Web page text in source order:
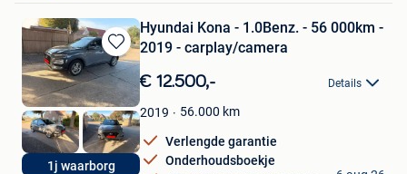
Bewaren
in
Mijn
Favorieten
1j waarborg
Hyundai Kona - 1.0Benz. - 56 000km -
2019 - carplay/camera
€ 12.500,- Details
2019 56.000 km
Verlengde garantie
Onderhoudsboekje